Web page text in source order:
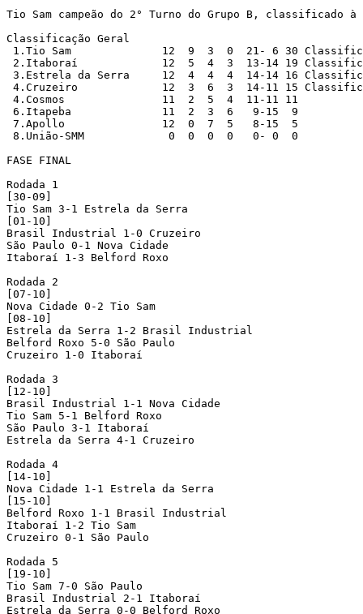
Tio Sam campeão do 2° Turno do Grupo B, classificado
Classificação Geral
1.Tio Sam		12  9  3  0  21- 6 30 Classificado
2.Itaboraí		12  5  4  3  13-14 19 Classificado
3.Estrela da Serra	12  4  4  4  14-14 16 Classificado
4.Cruzeiro		12  3  6  3  14-11 15 Classificado
4.Cosmos		11  2  5  4  11-11 11
6.Itapeba		11  2  3  6   9-15  9
7.Apollo		12  0  7  5   8-15  5
8.União-SMM		 0  0  0  0   0- 0  0
FASE FINAL
Rodada 1
[30-09]
Tio Sam 3-1 Estrela da Serra
[01-10]
Brasil Industrial 1-0 Cruzeiro
São Paulo 0-1 Nova Cidade
Itaboraí 1-3 Belford Roxo
Rodada 2
[07-10]
Nova Cidade 0-2 Tio Sam
[08-10]
Estrela da Serra 1-2 Brasil Industrial
Belford Roxo 5-0 São Paulo
Cruzeiro 1-0 Itaboraí
Rodada 3
[12-10]
Brasil Industrial 1-1 Nova Cidade
Tio Sam 5-1 Belford Roxo
São Paulo 3-1 Itaboraí
Estrela da Serra 4-1 Cruzeiro
Rodada 4
[14-10]
Nova Cidade 1-1 Estrela da Serra
[15-10]
Belford Roxo 1-1 Brasil Industrial
Itaboraí 1-2 Tio Sam
Cruzeiro 0-1 São Paulo
Rodada 5
[19-10]
Tio Sam 7-0 São Paulo
Brasil Industrial 2-1 Itaboraí
Estrela da Serra 0-0 Belford Roxo